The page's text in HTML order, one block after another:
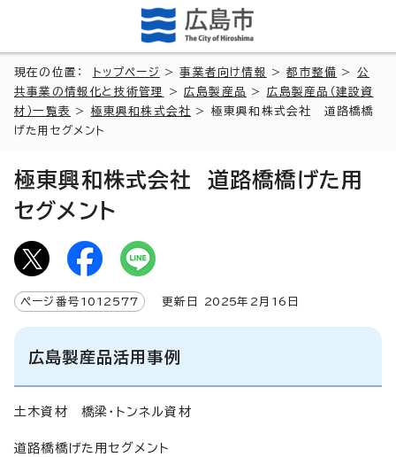
現在の位置： トップページ >事業者向け情報 >都市整備 > 公
共事業の情報化と技術管理
>広島製産品 > 広島製産品（建設資
材）一覧表
> 極東興和株式会社 > 極東興和株式会社 道路橋橋
げた用セグメント
極東興和株式会社 道路橋橋げた用
セグメント
ページ番号 1012577 更新日 2025年2月 16 日
広島製産品活用事例
土木資材 橋梁・トンネル資材
道路橋橋げた用セグメント